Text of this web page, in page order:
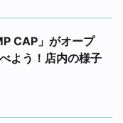
CAP」がオープ
よう！店内の様子